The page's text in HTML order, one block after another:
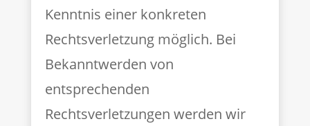
Kenntnis einer konkreten
Rechtsverletzung möglich. Bei
Bekanntwerden von
entsprechenden
Rechtsverletzungen werden wir